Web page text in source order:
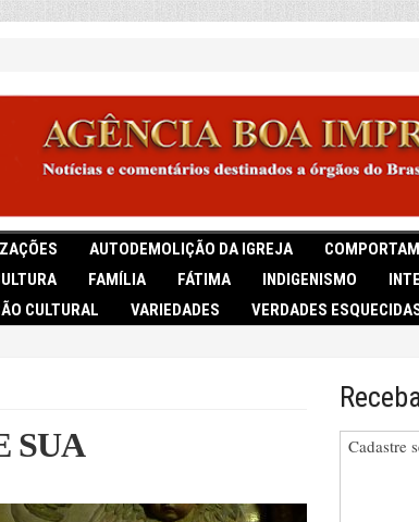
AUTODEMOLIÇÃO DA IGREJA
FAMÍLIA FÁTIMA INDIGENISMO
CULTURAL VARIEDADES VERDADES
SUA
Cadastre